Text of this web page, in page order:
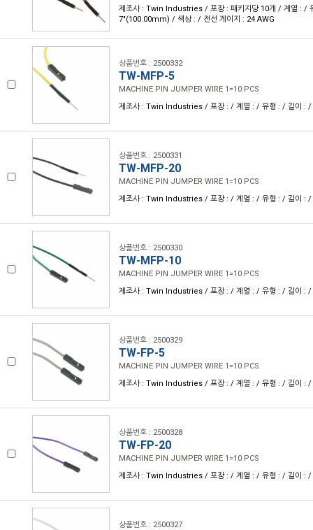
제조사 : Twin Industries / 포장 : 패키지당 10개 / 계열 : /
7"(100.00mm) / 색상 : / 전선 게이지 : 24 AWG
상품번호 : 2500332
TW-MFP-5
MACHINE PIN JUMPER WIRE 1=10 PCS
제조사 : Twin Industries / 포장 : / 계열 : / 유형 : / 길이 : /
상품번호 : 2500331
TW-MFP-20
MACHINE PIN JUMPER WIRE 1=10 PCS
제조사 : Twin Industries / 포장 : / 계열 : / 유형 : / 길이 : /
상품번호 : 2500330
TW-MFP-10
MACHINE PIN JUMPER WIRE 1=10 PCS
제조사 : Twin Industries / 포장 : / 계열 : / 유형 : / 길이 : /
상품번호 : 2500329
TW-FP-5
MACHINE PIN JUMPER WIRE 1=10 PCS
제조사 : Twin Industries / 포장 : / 계열 : / 유형 : / 길이 : /
상품번호 : 2500328
TW-FP-20
MACHINE PIN JUMPER WIRE 1=10 PCS
제조사 : Twin Industries / 포장 : / 계열 : / 유형 : / 길이 : /
상품번호 : 2500327